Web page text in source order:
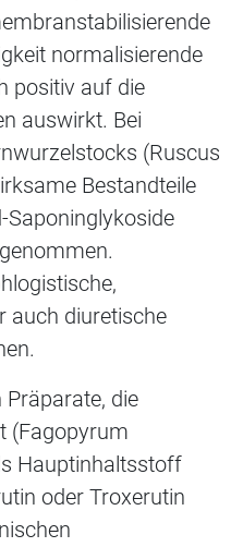
normalisierende
positiv auf die
auswirkt. Bei
(Ruscus
Bestandteile
Saponinglykoside
auch diuretische
Präparate, die
(Fagopyrum
Hauptinhaltsstoff
oder Troxerutin